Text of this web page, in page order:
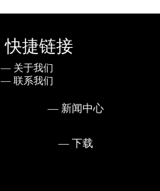
快捷链接
— ㅤ关于我们
— ㅤ联系我们
— ㅤ新闻中心
— ㅤ下载